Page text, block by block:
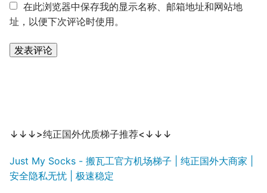
在此浏览器中保存我的显示名称、邮箱地址和网站地
址，以便下次评论时使用。
↓↓↓>纯正国外优质梯子推荐<↓↓↓
Just My Socks - 搬瓦工官方机场梯子 | 纯正国外大商家 |
安全隐私无忧 | 极速稳定